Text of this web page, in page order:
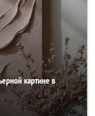
картине в